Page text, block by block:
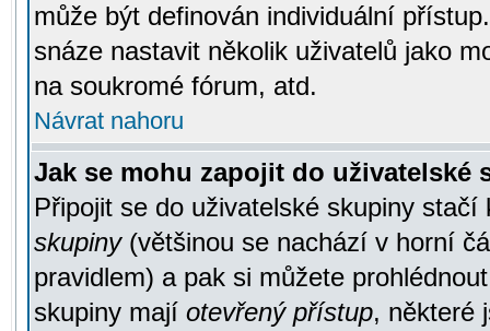
může být definován individuální
snáze nastavit několik uživatelů jako
na soukromé fórum, atd.
Návrat nahoru
Jak se mohu zapojit do uživatelské
Připojit se do uživatelské skupiny
skupiny(většinou se nachází v horní
pravidlem) a pak si můžete
skupiny mají otevřený přístup, některé